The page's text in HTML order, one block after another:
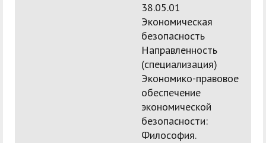
38.05.01
Экономическая
безопасность
Направленность
(специализация)
Экономико-правовое
обеспечение
экономической
безопасности:
Философия.